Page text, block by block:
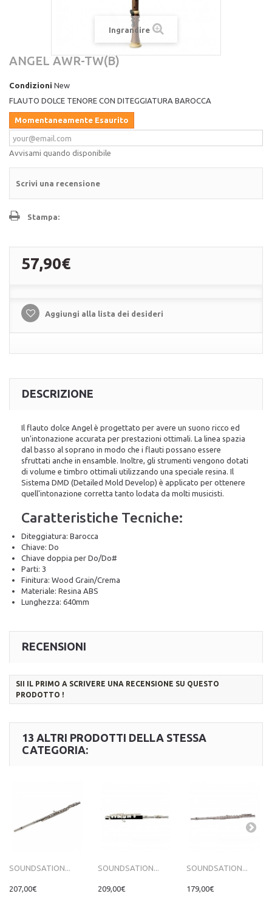
Ingrandire
ANGEL AWR-TW(B)
Condizioni New
FLAUTO DOLCE TENORE CON DITEGGIATURA BAROCCA
Momentaneamente Esaurito
Avvisami quando disponibile
Scrivi una recensione
Stampa:
57,90€
Aggiungi alla lista dei desideri
DESCRIZIONE
Il flauto dolce Angel è progettato per avere un suono ricco ed
un'intonazione accurata per prestazioni ottimali. La linea spazia
dal basso al soprano in modo che i flauti possano essere
sfruttati anche in ensamble. Inoltre, gli strumenti vengono dotati
di volume e timbro ottimali utilizzando una speciale resina. Il
Sistema DMD (Detailed Mold Develop) è applicato per ottenere
quell'intonazione corretta tanto lodata da molti musicisti.
Caratteristiche Tecniche:
Diteggiatura: Barocca
Chiave: Do
Chiave doppia per Do/Do#
Parti: 3
Finitura: Wood Grain/Crema
Materiale: Resina ABS
Lunghezza: 640mm
RECENSIONI
SII IL PRIMO A SCRIVERE UNA RECENSIONE SU QUESTO
PRODOTTO !
13 ALTRI PRODOTTI DELLA STESSA
CATEGORIA:
SOUNDSATION...
207,00€
SOUNDSATION...
209,00€
SOUNDSATION...
179,00€